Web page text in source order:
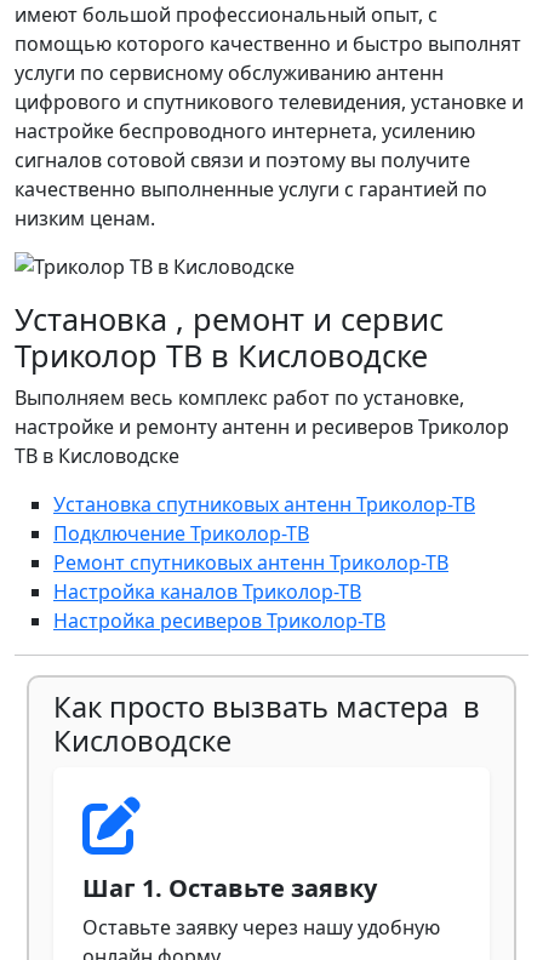
имеют большой профессиональный опыт, с
помощью которого качественно и быстро выполнят
услуги по сервисному обслуживанию антенн
цифрового и спутникового телевидения, установке и
настройке беспроводного интернета, усилению
сигналов сотовой связи и поэтому вы получите
качественно выполненные услуги с гарантией по
низким ценам.
Установка , ремонт и сервис
Триколор ТВ в Кисловодске
Выполняем весь комплекс работ по установке,
настройке и ремонту антенн и ресиверов Триколор
ТВ в Кисловодске
Установка спутниковых антенн Триколор-ТВ
Подключение Триколор-ТВ
Ремонт спутниковых антенн Триколор-ТВ
Настройка каналов Триколор-ТВ
Настройка ресиверов Триколор-ТВ
Как просто вызвать мастера в
Кисловодске
Шаг 1. Оставьте заявку
Оставьте заявку через нашу удобную